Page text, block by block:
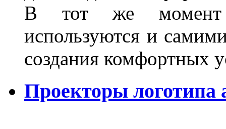
В тот же момент
используются и
создания комфортных
Проекторы логотипа